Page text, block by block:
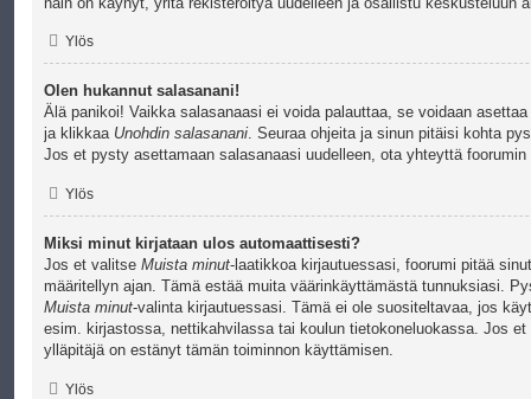
Ylös
Olen hukannut salasanani!
Älä panikoi! Vaikka salasanaasi ei voida palauttaa, se voidaan
ja klikkaa Unohdin salasanani. Seuraa ohjeita ja sinun pitäisi kohta
Jos et pysty asettamaan salasanaasi uudelleen, ota yhteyttä foorumin
Ylös
Miksi minut kirjataan ulos automaattisesti?
Jos et valitse Muista minut-laatikkoa kirjautuessasi, foorumi pitää
määritellyn ajan. Tämä estää muita väärinkäyttämästä tunnuksiasi.
Muista minut-valinta kirjautuessasi. Tämä ei ole suositeltavaa, jos
esim. kirjastossa, nettikahvilassa tai koulun tietokoneluokassa. Jos
ylläpitäjä on estänyt tämän toiminnon käyttämisen.
Ylös